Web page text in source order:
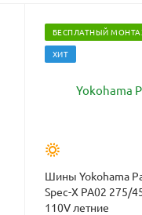
БЕСПЛАТНЫЙ
ХИТ
Шины Yokohama
Spec-X PA02 275/
110V летние